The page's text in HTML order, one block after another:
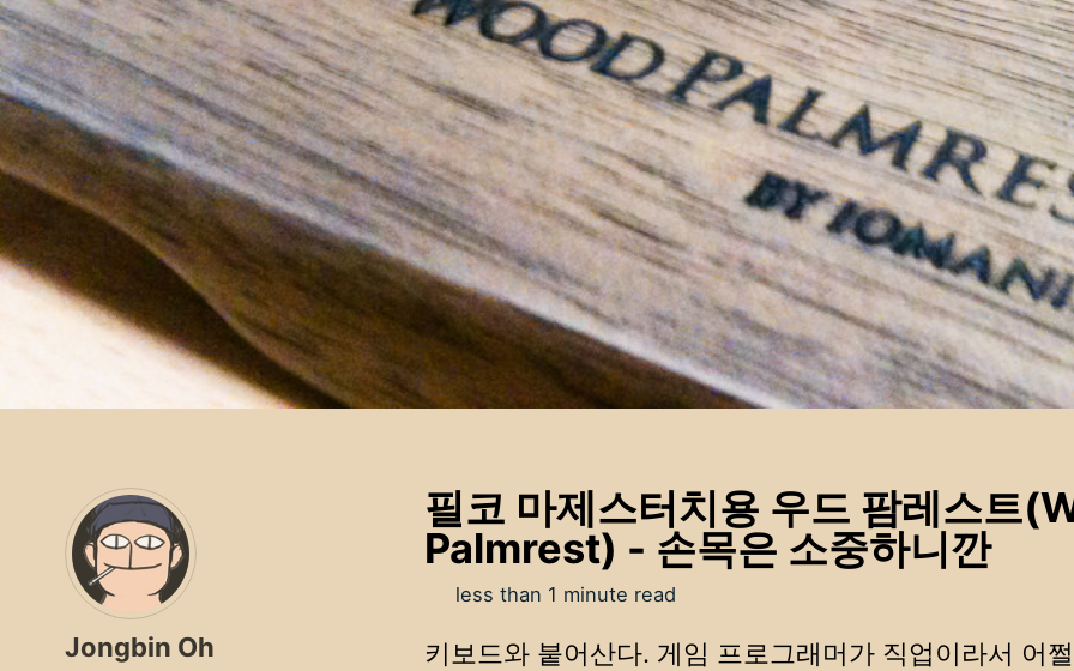
Jongbin Oh
필코 마제스터치용 우드 팜레스트
Palmrest) - 손목은 소중하니깐
less than 1 minute read
키보드와 붙어산다. 게임 프로그래머가 직업이라서 어